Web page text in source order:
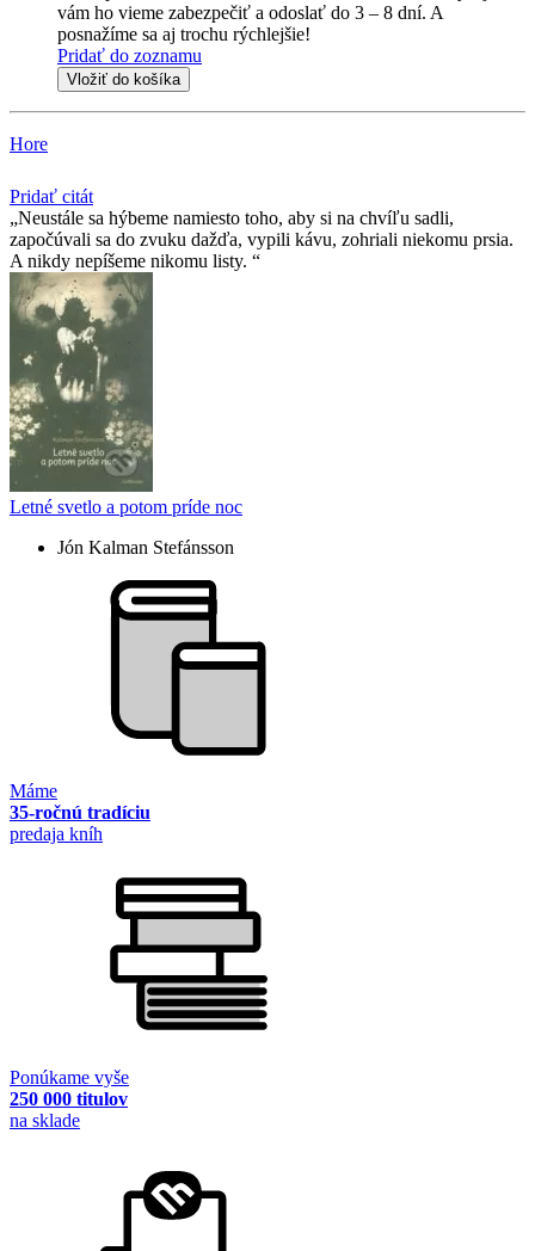
vám ho vieme zabezpečiť a odoslať do 3 – 8 dní. A
posnažíme sa aj trochu rýchlejšie!
Pridať do zoznamu
Vložiť do košíka
Hore
Pridať citát
Neustále sa hýbeme namiesto toho, aby si na chvíľu sadli,
započúvali sa do zvuku dažďa, vypili kávu, zohriali niekomu prsia.
A nikdy nepíšeme nikomu listy.
Letné svetlo a potom príde noc
Jón Kalman Stefánsson
Máme
35-ročnú tradíciu
predaja kníh
Ponúkame vyše
250 000 titulov
na sklade